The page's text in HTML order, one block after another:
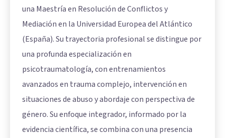
una Maestría en Resolución de Conflictos y
Mediación en la Universidad Europea del Atlántico
(España). Su trayectoria profesional se distingue por
una profunda especialización en
psicotraumatología, con entrenamientos
avanzados en trauma complejo, intervención en
situaciones de abuso y abordaje con perspectiva de
género. Su enfoque integrador, informado por la
evidencia científica, se combina con una presencia